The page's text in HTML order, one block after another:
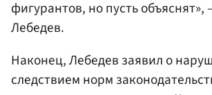
фигурантов, но пусть
Лебедев.
Наконец, Лебедев заявил о
следствием норм